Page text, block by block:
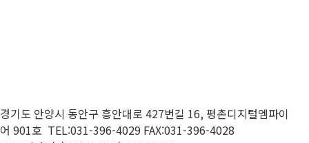
경기도 안양시 동안구 흥안대로 427번길 16, 평촌디지털엠파이
어 901호 TEL:031-396-4029 FAX:031-396-4028